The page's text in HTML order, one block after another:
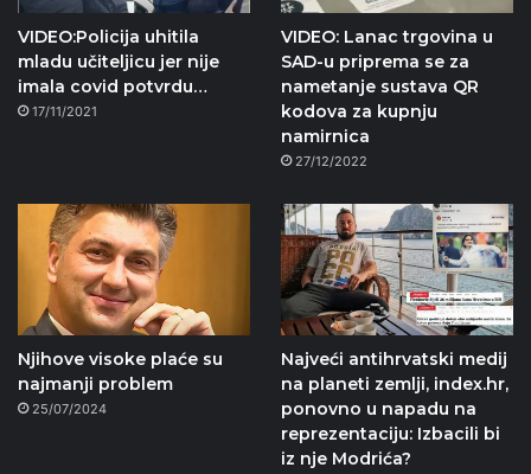
VIDEO:Policija uhitila
mladu učiteljicu jer nije
imala covid potvrdu…
17/11/2021
VIDEO: Lanac trgovina u
SAD-u priprema se za
nametanje sustava QR
kodova za kupnju
namirnica
27/12/2022
Njihove visoke plaće su
najmanji problem
25/07/2024
Najveći antihrvatski medij
na planeti zemlji, index.hr,
ponovno u napadu na
reprezentaciju: Izbacili bi
iz nje Modrića?